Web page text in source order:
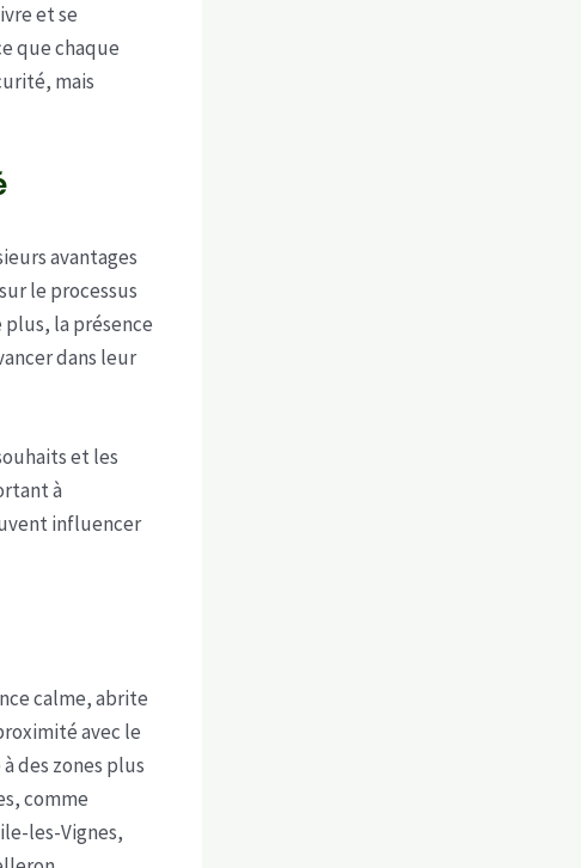
et se
que chaque
mais
avantages
le processus
la présence
dans leur
et les
à
influencer
calme, abrite
avec le
des zones plus
comme
les-Vignes,